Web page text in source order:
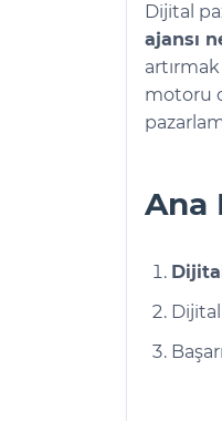
Dijital
ajansı
motoru
Ana